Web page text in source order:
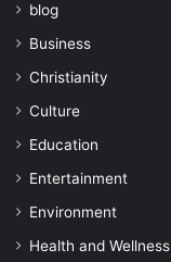
blog
Business
Christianity
Culture
Education
Entertainment
Environment
Health and Wellness